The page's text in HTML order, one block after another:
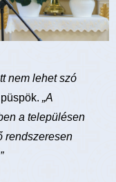
nem lehet szó
„A
a településen
rendszeresen